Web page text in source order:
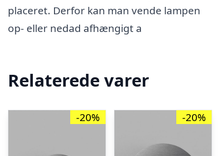
placeret. Derfor kan man vende lampen
op- eller nedad afhængigt a
Relaterede varer
-20% -20%